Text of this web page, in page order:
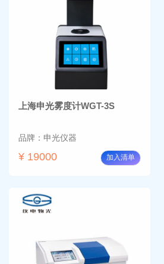
上海申光雾度计WGT-3S
品牌：申光仪器
¥ 19000 加入清单